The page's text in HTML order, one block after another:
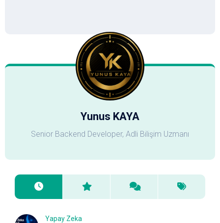
Yunus KAYA
Senior Backend Developer, Adli Bilişim Uzmanı
Yapay Zeka